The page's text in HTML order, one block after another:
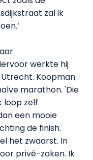
zal ik
werkte hij
Koopman
marathon. 'Die
loop zelf
een mooie
de finish.
het zwaarst. In
privé-zaken. Ik